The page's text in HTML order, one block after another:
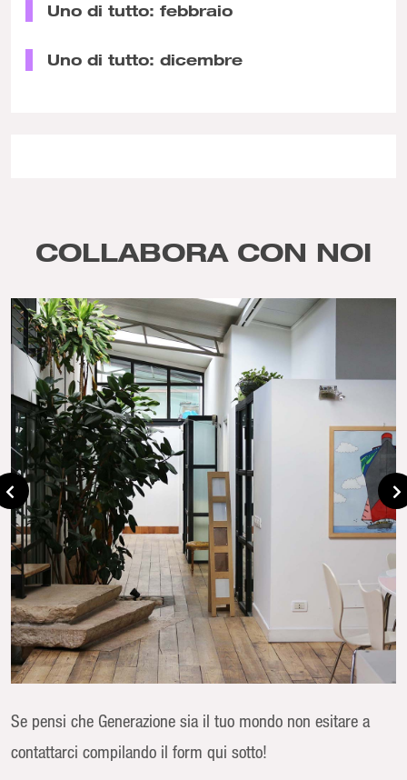
Uno di tutto: febbraio
Uno di tutto: dicembre
COLLABORA CON NOI
Se pensi che Generazione sia il tuo mondo non esitare a
contattarci compilando il form qui sotto!